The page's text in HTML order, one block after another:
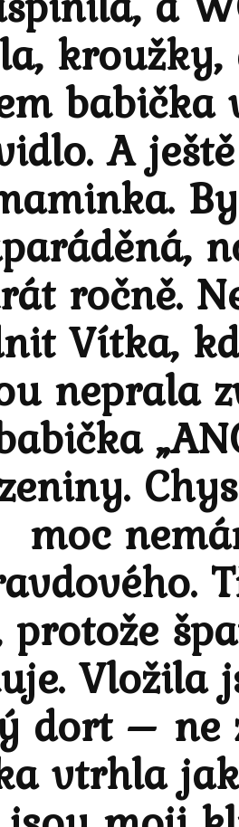
babička
A
ročně.
Vítka,
neprala
moc
protože
Vložila
dort – ne
vtrhla